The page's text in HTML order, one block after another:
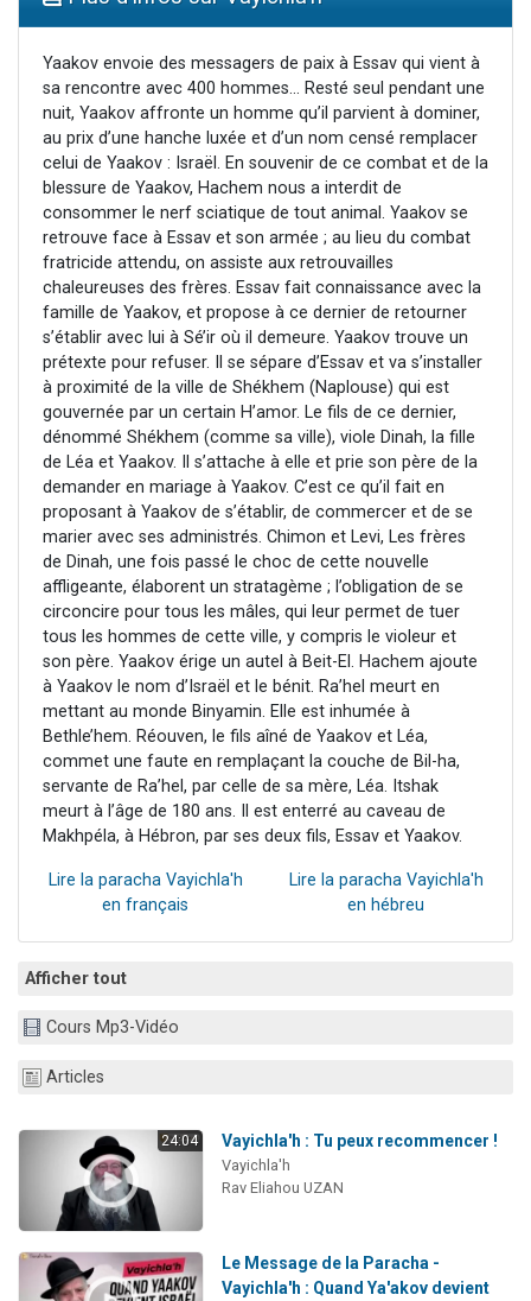
61 personnes viennent de demander une bénédiction
Ariel vient de donner son Maasser
Il reste 49 places pour étudier en groupe sur Zoom
Eva vient de donner son Maasser
Yaakov envoie des messagers de paix à Essav qui vient à
sa rencontre avec 400 hommes... Resté seul pendant une
nuit, Yaakov affronte un homme qu’il parvient à dominer,
au prix d’une hanche luxée et d’un nom censé remplacer
celui de Yaakov : Israël. En souvenir de ce combat et de la
blessure de Yaakov, Hachem nous a interdit de
consommer le nerf sciatique de tout animal. Yaakov se
retrouve face à Essav et son armée ; au lieu du combat
fratricide attendu, on assiste aux retrouvailles
chaleureuses des frères. Essav fait connaissance avec la
famille de Yaakov, et propose à ce dernier de retourner
s’établir avec lui à Sé’ir où il demeure. Yaakov trouve un
prétexte pour refuser. Il se sépare d’Essav et va s’installer
à proximité de la ville de Shékhem (Naplouse) qui est
gouvernée par un certain H’amor. Le fils de ce dernier,
dénommé Shékhem (comme sa ville), viole Dinah, la fille
de Léa et Yaakov. Il s’attache à elle et prie son père de la
demander en mariage à Yaakov. C’est ce qu’il fait en
proposant à Yaakov de s’établir, de commercer et de se
marier avec ses administrés. Chimon et Levi, Les frères
de Dinah, une fois passé le choc de cette nouvelle
affligeante, élaborent un stratagème ; l’obligation de se
circoncire pour tous les mâles, qui leur permet de tuer
tous les hommes de cette ville, y compris le violeur et
son père. Yaakov érige un autel à Beit-El. Hachem ajoute
à Yaakov le nom d’Israël et le bénit. Ra’hel meurt en
mettant au monde Binyamin. Elle est inhumée à
Bethle’hem. Réouven, le fils aîné de Yaakov et Léa,
commet une faute en remplaçant la couche de Bil-ha,
servante de Ra’hel, par celle de sa mère, Léa. Itshak
meurt à l’âge de 180 ans. Il est enterré au caveau de
Makhpéla, à Hébron, par ses deux fils, Essav et Yaakov.
Lire la paracha Vayichla'h
en français
Lire la paracha Vayichla'h
en hébreu
Afficher tout
Cours Mp3-Vidéo
Articles
24:04 Vayichla'h : Tu peux recommencer !
Vayichla'h
Rav Eliahou UZAN
Le Message de la Paracha -
Vayichla'h : Quand Ya'akov devient